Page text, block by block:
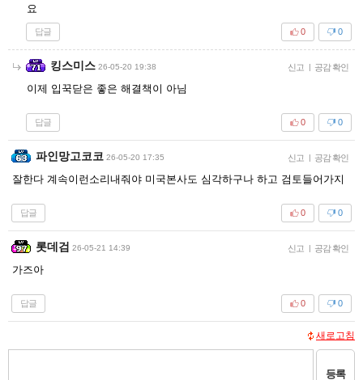
요
답글 0
0
킹스미스 26-05-20 19:38 신고 | 공감 확인
이제 입꾹닫은 좋은 해결책이 아님
답글 0
0
파인망고코코 26-05-20 17:35 신고 | 공감 확인
잘한다 계속이런소리내줘야 미국본사도 심각하구나 하고 검토들어가지
답글 0
0
롯데검 26-05-21 14:39 신고 | 공감 확인
가즈아
답글 0
0
새로고침
등록